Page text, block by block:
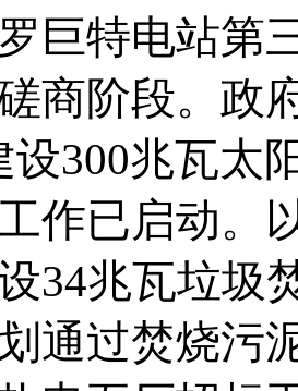
巨特电站第
商阶段。政
设300兆瓦太
作已启动。
34兆瓦垃圾
通过焚烧污